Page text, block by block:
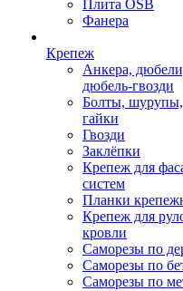
Плита OSB
Фанера
Крепеж
Анкера,
дюбель-гвозди
Болты, шурупы,
гайки
Гвозди
Заклёпки
Крепеж для
систем
Планки
Крепеж для
кровли
Саморезы по
Саморезы по
Саморезы по